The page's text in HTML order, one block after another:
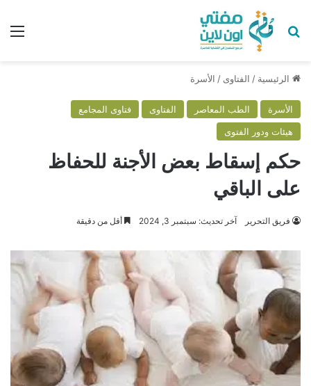
بحث عن
الرئيسية / الفتاوى / الأسرة
الأسرة الطب المعاصر الفتاوى
فتاوى المجامع
هيئات ودور الفتوى
حكم إسقاط بعض الأجنة للحفاظ
على الباقي
فريق التحرير آخر تحديث: سبتمبر 3, 2024 أقل من دقيقة